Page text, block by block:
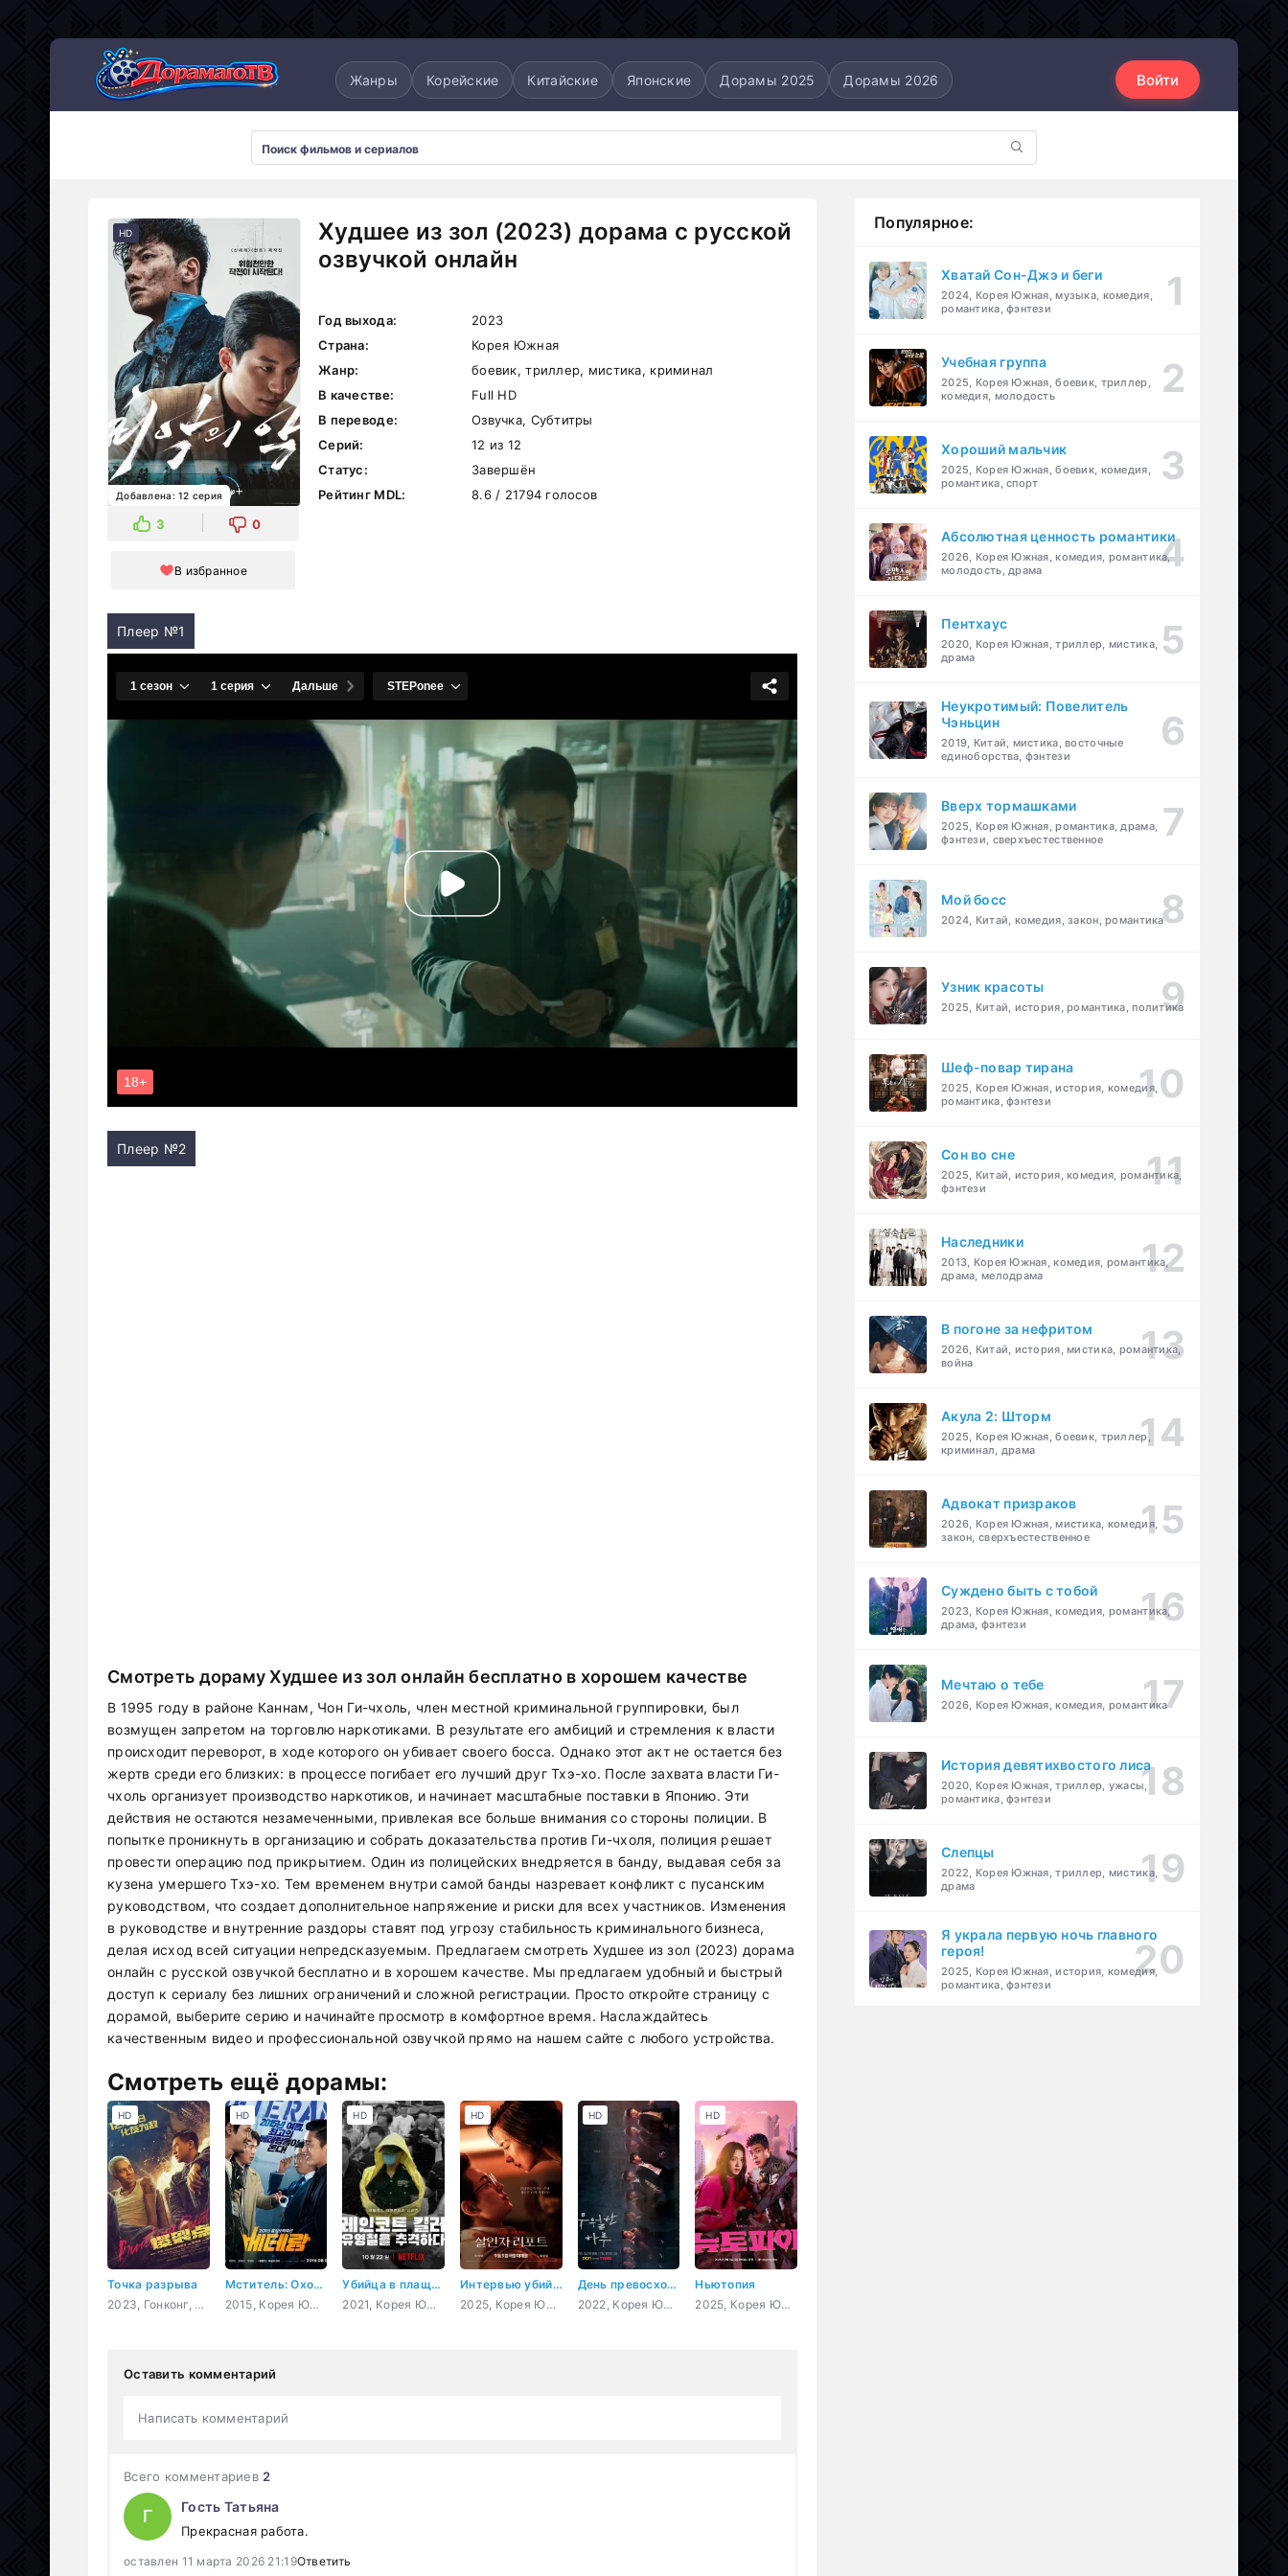
Жанры Корейские Китайские Японские Дорамы 2025 Дорамы 2026 Войти
HD
Добавлена: 12 серия
3 0
В избранное
Худшее из зол (2023) дорама с русской
озвучкой онлайн
Год выхода:
2023
Страна:
Корея Южная
Жанр:
боевик, триллер, мистика, криминал
В качестве:
Full HD
В переводе:
Озвучка, Субтитры
Серий:
12 из 12
Статус:
Завершён
Рейтинг MDL:
8.6 / 21794 голосов
Плеер №1
Плеер №2
Смотреть дораму Худшее из зол онлайн бесплатно в хорошем качестве
В 1995 году в районе Каннам, Чон Ги-чхоль, член местной криминальной группировки, был
возмущен запретом на торговлю наркотиками. В результате его амбиций и стремления к власти
происходит переворот, в ходе которого он убивает своего босса. Однако этот акт не остается без
жертв среди его близких: в процессе погибает его лучший друг Тхэ-хо. После захвата власти Ги-
чхоль организует производство наркотиков, и начинает масштабные поставки в Японию. Эти
действия не остаются незамеченными, привлекая все больше внимания со стороны полиции. В
попытке проникнуть в организацию и собрать доказательства против Ги-чхоля, полиция решает
провести операцию под прикрытием. Один из полицейских внедряется в банду, выдавая себя за
кузена умершего Тхэ-хо. Тем временем внутри самой банды назревает конфликт с пусанским
руководством, что создает дополнительное напряжение и риски для всех участников. Изменения
в руководстве и внутренние раздоры ставят под угрозу стабильность криминального бизнеса,
делая исход всей ситуации непредсказуемым. Предлагаем смотреть Худшее из зол (2023) дорама
онлайн с русской озвучкой бесплатно и в хорошем качестве. Мы предлагаем удобный и быстрый
доступ к сериалу без лишних ограничений и сложной регистрации. Просто откройте страницу с
дорамой, выберите серию и начинайте просмотр в комфортное время. Наслаждайтесь
качественным видео и профессиональной озвучкой прямо на нашем сайте с любого устройства.
Смотреть ещё дорамы:
Точка разрыва
2023, Гонконг, Китай, боевик, триллер, мистика, драма
HD
Мститель: Охота началась
2015, Корея Южная, боевик, триллер, мистика, комедия
HD
Убийца в плаще: охота на корейского хищника
2021, Корея Южная, Сингапур, мистика, документальный
HD
Интервью убийцы
2025, Корея Южная, триллер
HD
День превосходства
2022, Корея Южная, триллер, мистика, психология, драма
HD
Ньютопия
2025, Корея Южная, боевик, ужасы, романтика, фэнтези
HD
Оставить комментарий
Написать комментарий
Всего комментариев 2
Г Гость Татьяна
Прекрасная работа.
оставлен 11 марта 2026 21:19Ответить
Популярное:
Хватай Сон-Джэ и беги
2024, Корея Южная, музыка, комедия,
романтика, фэнтези
Учебная группа
2025, Корея Южная, боевик, триллер,
комедия, молодость
Хороший мальчик
2025, Корея Южная, боевик, комедия,
романтика, спорт
Абсолютная ценность романтики
2026, Корея Южная, комедия, романтика,
молодость, драма
Пентхаус
2020, Корея Южная, триллер, мистика,
драма
Неукротимый: Повелитель
Чэньцин
2019, Китай, мистика, восточные
единоборства, фэнтези
Вверх тормашками
2025, Корея Южная, романтика, драма,
фэнтези, сверхъестественное
Мой босс
2024, Китай, комедия, закон, романтика
Узник красоты
2025, Китай, история, романтика, политика
Шеф-повар тирана
2025, Корея Южная, история, комедия,
романтика, фэнтези
Cон во сне
2025, Китай, история, комедия, романтика,
фэнтези
Наследники
2013, Корея Южная, комедия, романтика,
драма, мелодрама
В погоне за нефритом
2026, Китай, история, мистика, романтика,
война
Акула 2: Шторм
2025, Корея Южная, боевик, триллер,
криминал, драма
Адвокат призраков
2026, Корея Южная, мистика, комедия,
закон, сверхъестественное
Суждено быть с тобой
2023, Корея Южная, комедия, романтика,
драма, фэнтези
Мечтаю о тебе
2026, Корея Южная, комедия, романтика
История девятихвостого лиса
2020, Корея Южная, триллер, ужасы,
романтика, фэнтези
Слепцы
2022, Корея Южная, триллер, мистика,
драма
Я украла первую ночь главного
героя!
2025, Корея Южная, история, комедия,
романтика, фэнтези
Дорамы 2025 Дорамы 2026